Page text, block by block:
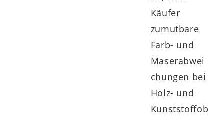
Käufer
zumutbare
Farb- und
Maserabwei
chungen bei
Holz- und
Kunststoffob